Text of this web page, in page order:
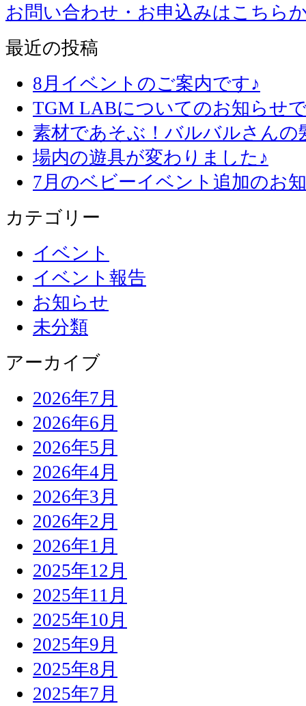
お問い合わせ・お申込みはこちら
最近の投稿
8月イベントのご案内です♪
TGM LABについてのお知らせ
素材であそぶ！バルバルさん
場内の遊具が変わりました♪
7月のベビーイベント追加のお
カテゴリー
イベント
イベント報告
お知らせ
未分類
アーカイブ
2026年7月
2026年6月
2026年5月
2026年4月
2026年3月
2026年2月
2026年1月
2025年12月
2025年11月
2025年10月
2025年9月
2025年8月
2025年7月